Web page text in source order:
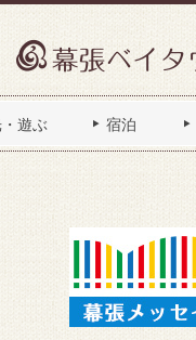
遊ぶ 宿泊